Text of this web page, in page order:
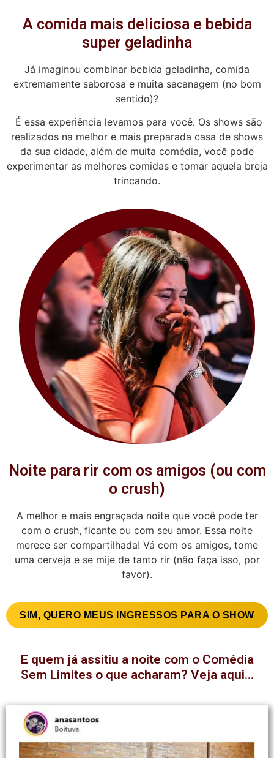
A comida mais deliciosa e bebida
super geladinha
Já imaginou combinar bebida geladinha, comida
extremamente saborosa e muita sacanagem (no bom
sentido)?
É essa experiência levamos para você. Os shows são
realizados na melhor e mais preparada casa de shows
da sua cidade, além de muita comédia, você pode
experimentar as melhores comidas e tomar aquela breja
trincando.
Noite para rir com os amigos (ou com
o crush)
A melhor e mais engraçada noite que você pode ter
com o crush, ficante ou com seu amor. Essa noite
merece ser compartilhada! Vá com os amigos, tome
uma cerveja e se mije de tanto rir (não faça isso, por
favor).
SIM, QUERO MEUS INGRESSOS PARA O SHOW
E quem já assitiu a noite com o Comédia
Sem Limites o que acharam? Veja aqui...